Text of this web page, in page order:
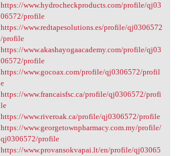
https://www.hydrocheckproducts.com/profile/qj03
06572/profile
https://www.redtapesolutions.es/profile/qj0306572
/profile
https://www.akashayogaacademy.com/profile/qj03
06572/profile
https://www.gocoax.com/profile/qj0306572/profil
e
https://www.francaisfsc.ca/profile/qj0306572/profi
le
https://www.riveroak.ca/profile/qj0306572/profile
https://www.georgetownpharmacy.com.my/profile/
qj0306572/profile
https://www.provansokvapai.lt/en/profile/qj03065